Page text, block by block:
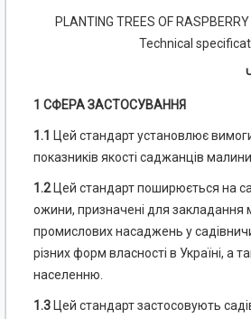
PLANTING TREES OF
Technical
1 СФЕРА ЗАСТОСУВАННЯ
1.1 Цей стандарт установлює
показників якості саджанців
1.2Цей стандарт поширюється на
ожини, призначені для закладання
промислових насаджень у
різних форм власності в Україні, а
населенню.
1.3 Цей стандарт застосовують